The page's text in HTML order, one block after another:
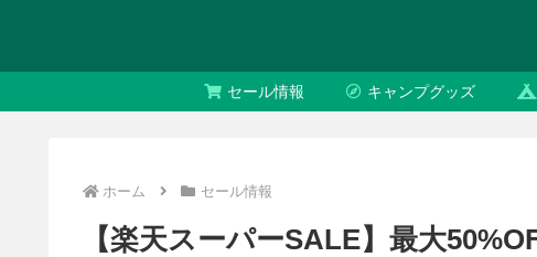
セール情報 キャンプグッズ
ホーム セール情報
【楽天スーパーSALE】最大